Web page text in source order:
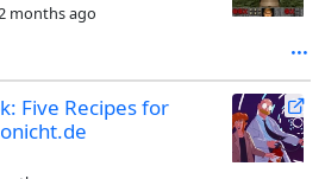
months ago
Five Recipes for